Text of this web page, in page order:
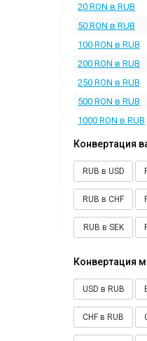
20 RON в RUB
50 RON в RUB
100 RON в RUB
200 RON в RUB
250 RON в RUB
500 RON в RUB
1000 RON в RUB
Конвертация
RUB в USD
RUB в CHF
RUB в SEK
Конвертация
USD в RUB
CHF в RUB